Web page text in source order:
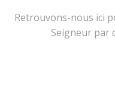
Retrouvons-nous ici
Seigneur par